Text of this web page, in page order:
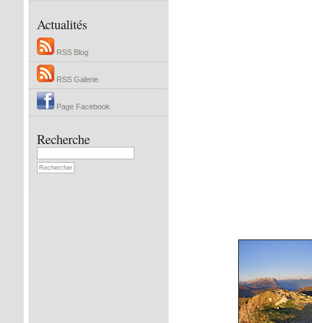
Actualités
RSS Blog
RSS Galerie
Page Facebook
Recherche